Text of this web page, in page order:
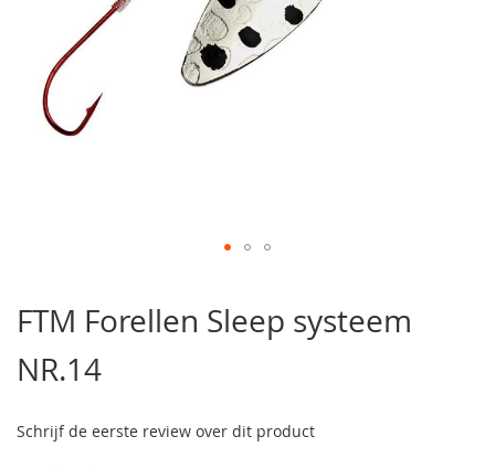
het
begin
van
de
gallerij
FTM Forellen Sleep systeem
NR.14
Schrijf de eerste review over dit product